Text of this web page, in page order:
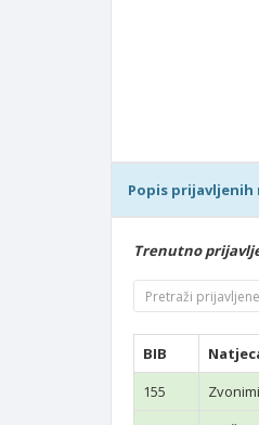
Popis
Trenutno
BIB
155